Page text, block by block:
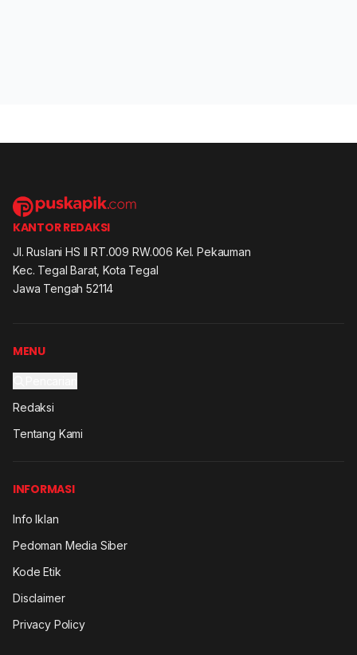
KANTOR REDAKSI
Jl. Ruslani HS II RT.009 RW.006 Kel. Pekauman
Kec. Tegal Barat, Kota Tegal
Jawa Tengah 52114
MENU
Redaksi
Tentang Kami
INFORMASI
Info Iklan
Pedoman Media Siber
Kode Etik
Disclaimer
Privacy Policy